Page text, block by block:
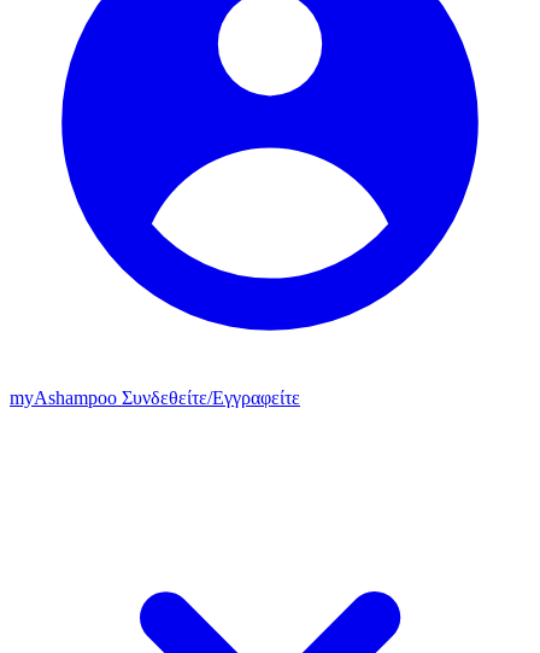
myAshampoo Συνδεθείτε/Εγγραφείτε